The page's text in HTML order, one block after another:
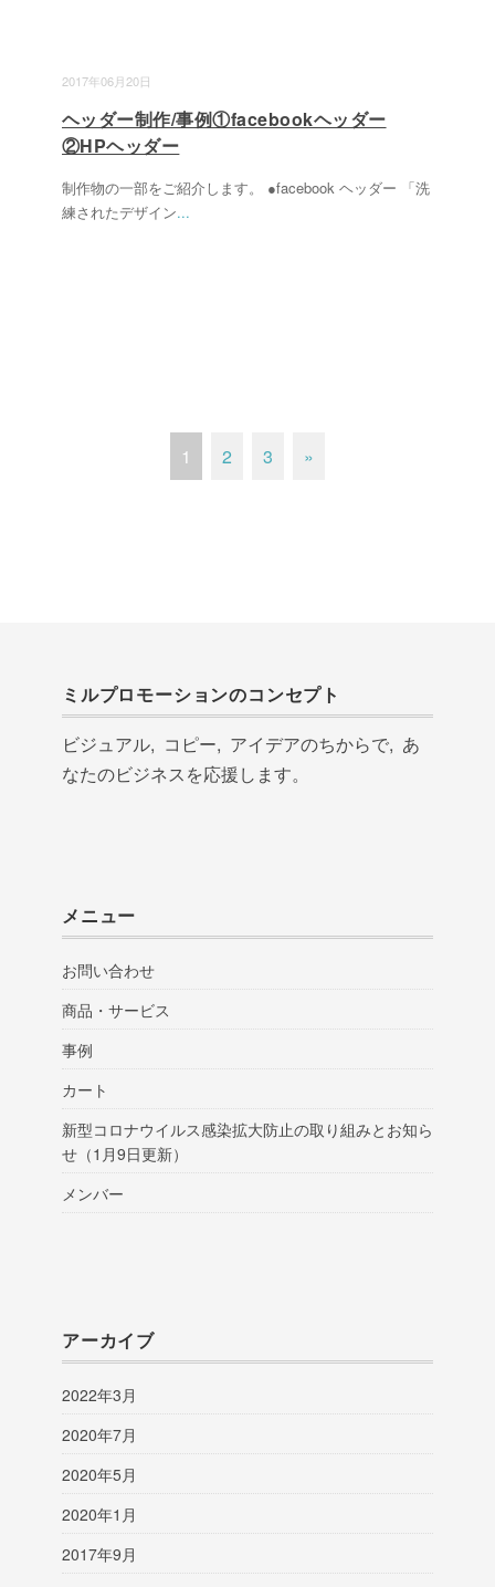
2017年06月20日
ヘッダー制作/事例①facebookヘッダー
②HPヘッダー
制作物の一部をご紹介します。 ●facebook ヘッダー 「洗
練されたデザイン...
1 2 3 »
ミルプロモーションのコンセプト
ビジュアル, コピー, アイデアのちからで, あ
なたのビジネスを応援します。
メニュー
お問い合わせ
商品・サービス
事例
カート
新型コロナウイルス感染拡大防止の取り組みとお知ら
せ（1月9日更新）
メンバー
アーカイブ
2022年3月
2020年7月
2020年5月
2020年1月
2017年9月